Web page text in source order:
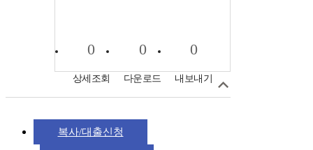
0
상세조회
0
다운로드
0
내보내기
복사/대출신청